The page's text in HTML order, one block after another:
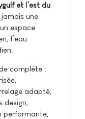
et l’est du
jamais une
espace
l’eau
complète :
adapté,
performante,